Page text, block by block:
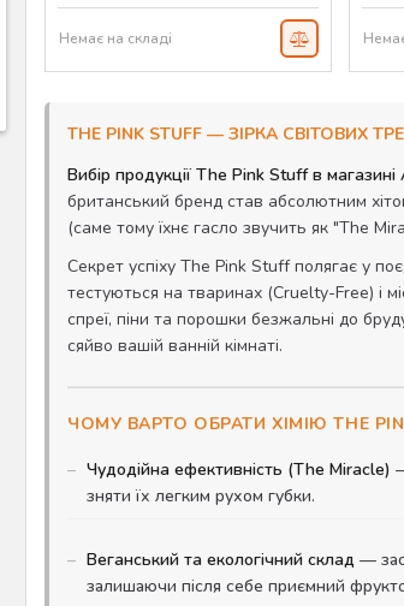
Немає на складі
THE PINK STUFF — ЗІРКА СВІТОВИХ
Вибір продукції The Pink Stuff в магазині
британський бренд став абсолютним
(саме тому їхнє гасло звучить як "The
Секрет успіху The Pink Stuff полягає у
тестуються на тваринах (Cruelty-Free) і
спреї, піни та порошки безжальні до
сяйво вашій ванній кімнаті.
ЧОМУ ВАРТО ОБРАТИ ХІМІЮ THE
Чудодійна ефективність (The Miracle)
зняти їх легким рухом губки.
Веганський та екологічний склад —
залишаючи після себе приємний